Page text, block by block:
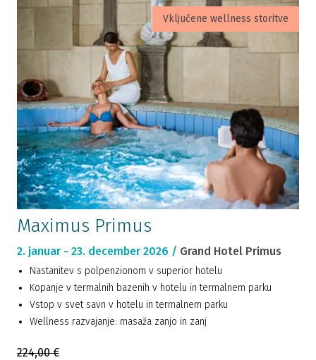
Vključene wellness storitve
Maximus Primus
2. januar - 23. december 2026 / Grand Hotel Primus
Nastanitev s polpenzionom v superior hotelu
Kopanje v termalnih bazenih v hotelu in termalnem parku
Vstop v svet savn v hotelu in termalnem parku
Wellness razvajanje: masaža zanjo in zanj
224,00 €